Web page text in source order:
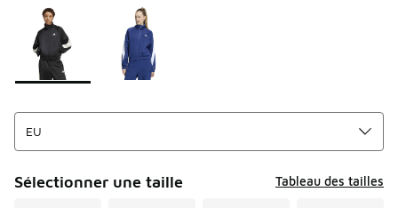
Page 1 sur 1 affichant 1 à 2 des 2 couleurs.
Merci de sélectionner un style
Sélectionner une taille Tableau des tailles